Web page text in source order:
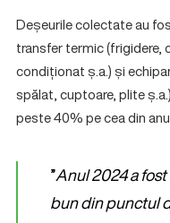
Deșeurile colectate au
transfer termic (frigidere,
condiționat ș.a.) și
spălat, cuptoare, plite
peste 40% pe cea din
”Anul 2024 a
bun din punctul